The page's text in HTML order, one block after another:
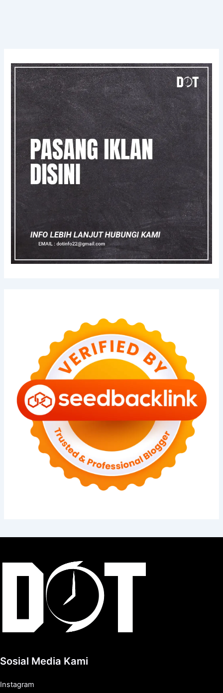
Sosial Media Kami
Instagram